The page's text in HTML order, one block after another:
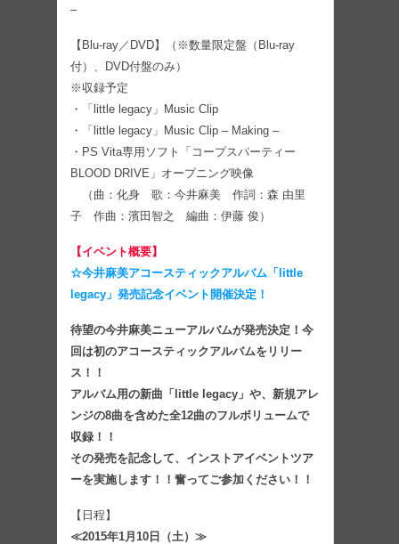
–
【Blu-ray／DVD】（※数量限定盤（Blu-ray
付）、DVD付盤のみ）
※収録予定
・「little legacy」Music Clip
・「little legacy」Music Clip – Making –
・PS Vita専用ソフト「コープスパーティー
BLOOD DRIVE」オープニング映像
（曲：化身 歌：今井麻美 作詞：森 由里
子 作曲：濱田智之 編曲：伊藤 俊）
【イベント概要】
☆今井麻美アコースティックアルバム「little
legacy」発売記念イベント開催決定！
待望の今井麻美ニューアルバムが発売決定！今
回は初のアコースティックアルバムをリリー
ス！！
アルバム用の新曲「little legacy」や、新規アレ
ンジの8曲を含めた全12曲のフルボリュームで
収録！！
その発売を記念して、インストアイベントツア
ーを実施します！！奮ってご参加ください！！
【日程】
≪2015年1月10日（土）≫